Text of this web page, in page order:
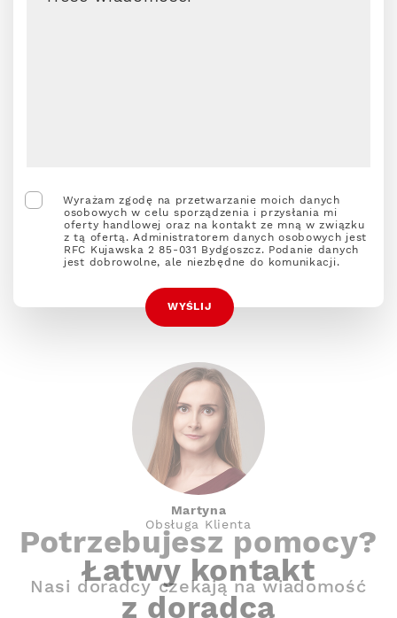
Wyrażam zgodę na przetwarzanie moich danych
osobowych w celu sporządzenia i przysłania mi
oferty handlowej oraz na kontakt ze mną w związku
z tą ofertą. Administratorem danych osobowych jest
RFC Kujawska 2 85-031 Bydgoszcz. Podanie danych
jest dobrowolne, ale niezbędne do komunikacji.
Potrzebujesz pomocy?
Nasi doradcy czekają na wiadomość
Martyna
Obsługa Klienta
Łatwy kontakt
z doradcą